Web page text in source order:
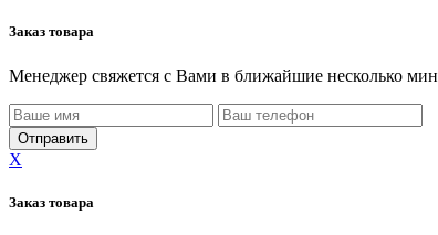
Заказ товара
Менеджер свяжется с Вами в ближайшие несколько
X
Заказ товара